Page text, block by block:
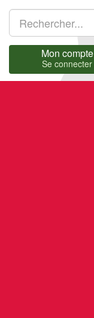
Mon compte
Se connecter